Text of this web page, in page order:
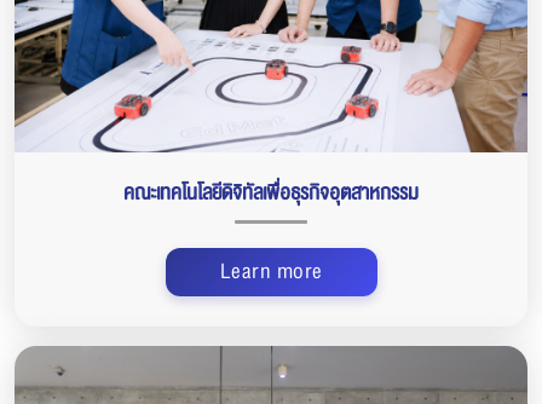
คณะเทคโนโลยีดิจิทัลเพื่อธุรกิจอุตสาหกรรม
Learn more